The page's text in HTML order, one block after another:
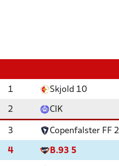
1 Skjold 10
2 CIK
3 Copenfalster FF 2
4 B.93 5